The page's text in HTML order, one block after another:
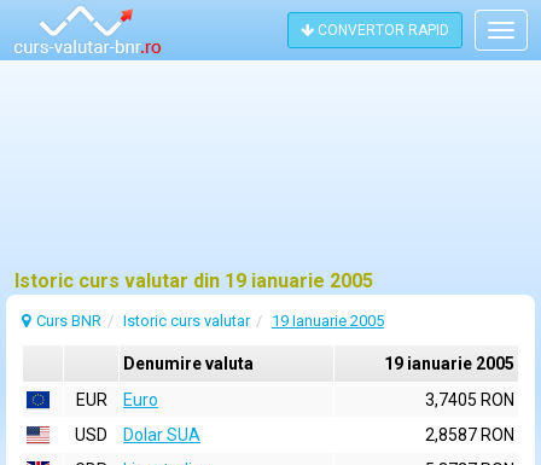
CONVERTOR RAPID
Istoric curs valutar din 19 ianuarie 2005
Curs BNR Istoric curs valutar 19 Ianuarie 2005
Denumire valuta
19 ianuarie 2005
EUR
Euro
3,7405 RON
USD
Dolar SUA
2,8587 RON